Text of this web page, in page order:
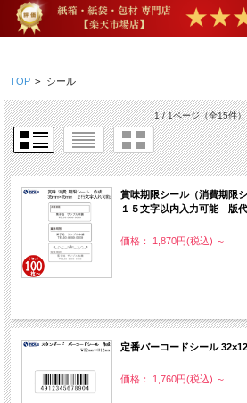
TOP > シール
1 / 1ページ（全15件）
賞味期限シール（消費期限
１５文字以内入力可能 版
価格： 1,870円(税込) ～
定番バーコードシール
価格： 1,760円(税込) ～